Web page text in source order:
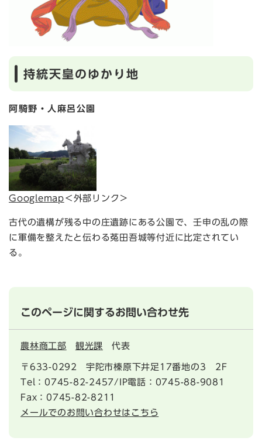
持統天皇のゆかり地
阿騎野・人麻呂公園
Googlemap ＜外部リンク＞
古代の遺構が残る中の庄遺跡にある公園で、壬申の乱の際
に軍備を整えたと伝わる菟田吾城等付近に比定されてい
る。
このページに関するお問い合わせ先
農林商工部 観光課 代表
〒633-0292
宇陀市榛原下井足17番地の3 2F
Tel：0745-82-2457/IP電話：0745-88-9081
Fax：0745-82-8211
メールでのお問い合わせはこちら